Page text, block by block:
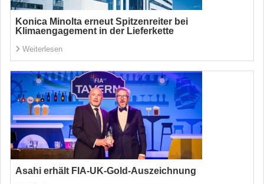
Konica Minolta erneut Spitzenreiter bei
Klimaengagement in der Lieferkette
Weiterlesen
Asahi erhält FIA-UK-Gold-Auszeichnung